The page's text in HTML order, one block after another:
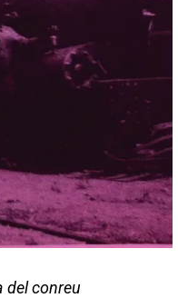
del conreu